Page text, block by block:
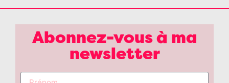
Abonnez-vous à ma
newsletter